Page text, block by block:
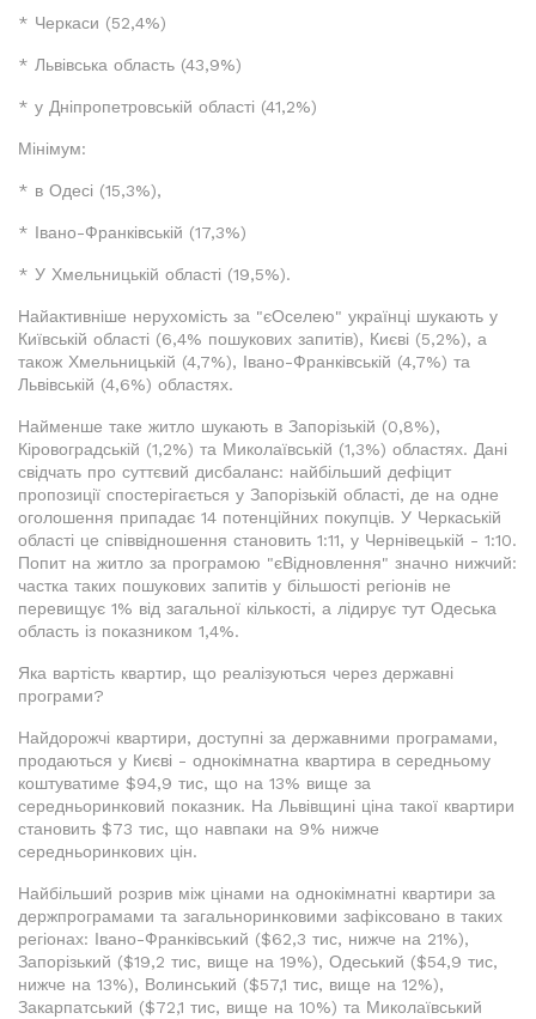
* Черкаси (52,4%)
* Львівська область (43,9%)
* у Дніпропетровській області (41,2%)
Мінімум:
* в Одесі (15,3%),
* Івано-Франківській (17,3%)
* У Хмельницькій області (19,5%).
Найактивніше нерухомість за "єОселею" українці шукають у
Київській області (6,4% пошукових запитів), Києві (5,2%), а
також Хмельницькій (4,7%), Івано-Франківській (4,7%) та
Львівській (4,6%) областях.
Найменше таке житло шукають в Запорізькій (0,8%),
Кіровоградській (1,2%) та Миколаївській (1,3%) областях. Дані
свідчать про суттєвий дисбаланс: найбільший дефіцит
пропозиції спостерігається у Запорізькій області, де на одне
оголошення припадає 14 потенційних покупців. У Черкаській
області це співвідношення становить 1:11, у Чернівецькій - 1:10.
Попит на житло за програмою "єВідновлення" значно нижчий:
частка таких пошукових запитів у більшості регіонів не
перевищує 1% від загальної кількості, а лідирує тут Одеська
область із показником 1,4%.
Яка вартість квартир, що реалізуються через державні
програми?
Найдорожчі квартири, доступні за державними програмами,
продаються у Києві - однокімнатна квартира в середньому
коштуватиме $94,9 тис, що на 13% вище за
середньоринковий показник. На Львівщині ціна такої квартири
становить $73 тис, що навпаки на 9% нижче
середньоринкових цін.
Найбільший розрив між цінами на однокімнатні квартири за
держпрограмами та загальноринковими зафіксовано в таких
регіонах: Івано-Франківський ($62,3 тис, нижче на 21%),
Запорізький ($19,2 тис, вище на 19%), Одеський ($54,9 тис,
нижче на 13%), Волинський ($57,1 тис, вище на 12%),
Закарпатський ($72,1 тис, вище на 10%) та Миколаївський